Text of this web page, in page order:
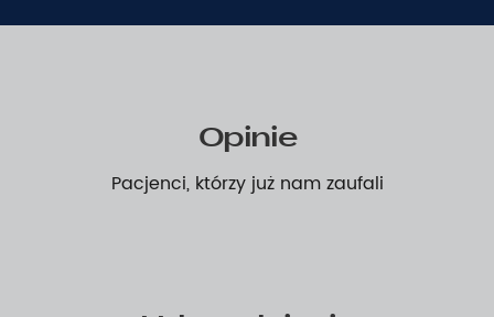
Opinie
Pacjenci, którzy już nam zaufali